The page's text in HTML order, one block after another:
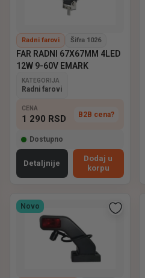
Radni farovi Šifra 1026
FAR RADNI 67X67MM 4LED
12W 9-60V EMARK
KATEGORIJA
Radni farovi
CENA
1 290 RSD B2B cena?
Dostupno
Detaljnije
Dodaj u
korpu
Novo